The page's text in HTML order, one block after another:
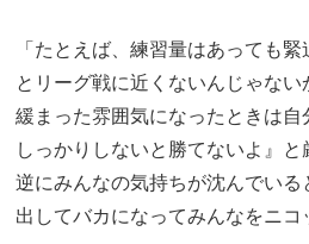
「たとえば、練習量はあっても
とリーグ戦に近くないんじゃない
緩まった雰囲気になったときは自
しっかりしないと勝てないよ』と
逆にみんなの気持ちが沈んでい
出してバカになってみんなをニコ